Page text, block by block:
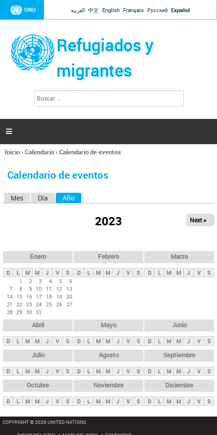
Jump to navigation
ONU العربية 中文 English Français Русский Español
Refugiados y
migrantes
l
d
s

Se
usted
Inicio›Calendario›Calendario de eventos
Calendario de eventos
s
p
n
i
p
a
l
s
Mes Día Año
2023 Next »
Enero
D L M M J V
S
1
2 3 4 5
6
7
8 9 10 11 12
13
14 15 16 17 18 19 20
21
22 23 24 25 26 27
28 29 30 31
Febrero
D L M M J V S
Marzo
D L M M J V S
Abril
D L M M J V S
Mayo
D L M M J V S
Junio
D L M M J V S
Julio
D L M M J V S
Agosto
D L M M J V S
Septiembre
D L M M J V S
Octubre
D L M M J V S
Noviembre
D L M M J V S
Diciembre
D L M M J V S
COPYRIGHT © 2026 UNITED NATIONS